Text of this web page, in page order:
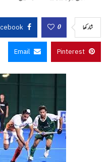
شاركها 0
Pinterest
Email